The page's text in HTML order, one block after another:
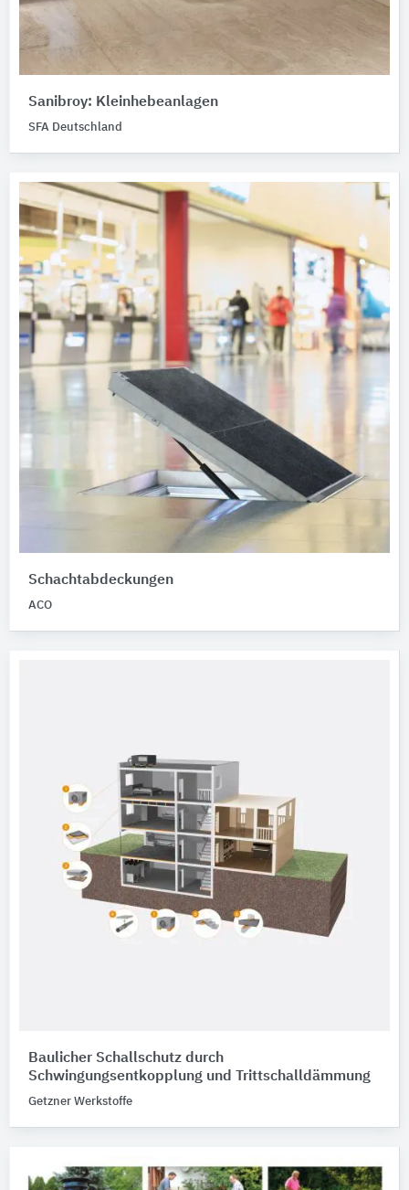
Sanibroy: Kleinhebeanlagen
SFA Deutschland
Schachtabdeckungen
ACO
Baulicher Schallschutz durch
Schwingungsentkopplung und Trittschalldämmung
Getzner Werkstoffe